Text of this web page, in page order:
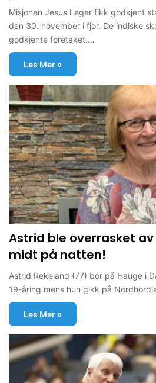
Misjonen Jesus Leger fikk godkjent
den 30. november i fjor. De indiske
godkjente foretaket.…
Les Mer »
Astrid ble overrasket
midt på natten!
Astrid Rekeland (77) bor på Hauge i
19-åring mens hun gikk på
Les Mer »